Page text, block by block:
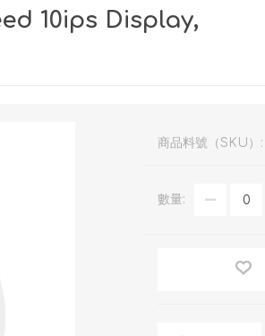
10ips Display,
商品料號（SKU）:
數量: